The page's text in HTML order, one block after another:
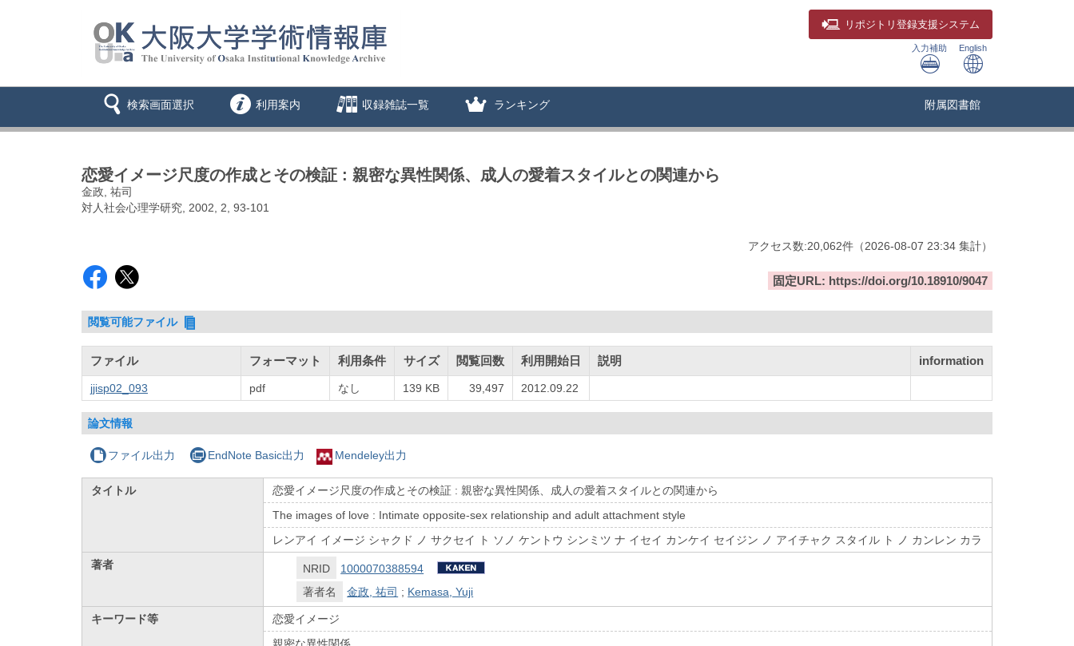
リポジトリ 登録支援システム
入力補助 English
検索画面選択 利用案内 収録雑誌一覧 ランキング 附属図書館
恋愛イメージ尺度の作成とその検証 : 親密な異性関係、成人の愛着スタイルとの関連から
金政, 祐司
対人社会心理学研究, 2002, 2, 93-101
アクセス数:20,062件 （2026-08-07 23:34 集計）
固定URL: https://doi.org/10.18910/9047
閲覧可能ファイル
ファイル フォーマット 利用条件 サイズ 閲覧回数 利用開始日 説明 information
jjisp02_093 pdf なし 139 KB 39,497 2012.09.22
論文情報
ファイル出力 EndNote Basic出力 Mendeley出力
タイトル
恋愛イメージ尺度の作成とその検証 : 親密な異性関係、成人の愛着スタイルとの関連から
The images of love : Intimate opposite-sex relationship and adult attachment style
レンアイ イメージ シャクド ノ サクセイ ト ソノ ケントウ シンミツ ナ イセイ カンケイ セイジン ノ アイチャク スタイル ト ノ カンレン カラ
著者
NRID
1000070388594
著者名
金政, 祐司 ; Kemasa, Yuji
キーワード等
恋愛イメージ
親密な異性関係